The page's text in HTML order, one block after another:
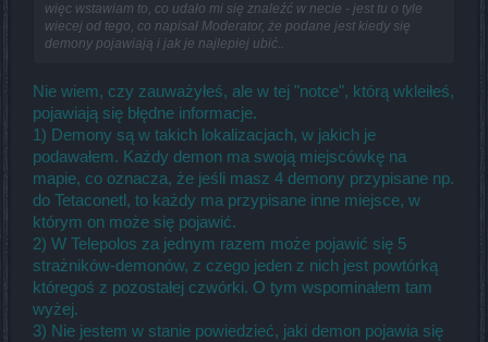
więc wstawiam to, co udało mi się znaleźć w necie - jest tu o tyle
wiecej od tego, co napisał Moderator, że podane jest kiedy się
demony pojawiają i jak je najlepiej ubić..
Nie wiem, czy zauważyłeś, ale w tej "notce", którą wkleiłeś,
pojawiają się błędne informacje.
1) Demony są w takich lokalizacjach, w jakich je
podawałem. Każdy demon ma swoją miejscówkę na
mapie, co oznacza, że jeśli masz 4 demony przypisane np.
do Tetaconetl, to każdy ma przypisane inne miejsce, w
którym on może się pojawić.
2) W Telepolos za jednym razem może pojawić się 5
strażników-demonów, z czego jeden z nich jest powtórką
któregoś z pozostałej czwórki. O tym wspominałem tam
wyżej.
3) Nie jestem w stanie powiedzieć, jaki demon pojawia się